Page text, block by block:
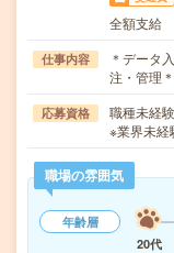
全額支給
仕事内容
＊データ
注・管理
応募資格
職種未経
※業界未経
職場の雰囲気
年齢層
20代